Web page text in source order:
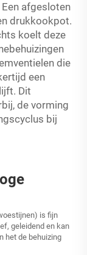
Een afgesloten
drukkookpot.
koelt deze
die
een
Dit
de vorming
bij
is fijn
geleidend en kan
het de behuizing